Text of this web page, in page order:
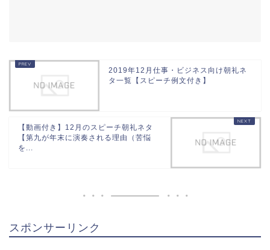
2019年12月仕事・ビジネス向け朝礼ネ
タ一覧【スピーチ例文付き】
【動画付き】12月のスピーチ朝礼ネタ
【第九が年末に演奏される理由（苦悩
を...
スポンサーリンク